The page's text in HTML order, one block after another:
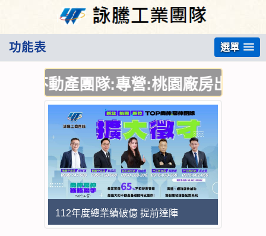
功能表 選單
動產團隊:專營:桃園廠房出售,桃園
112年度總業績破億 提前達陣